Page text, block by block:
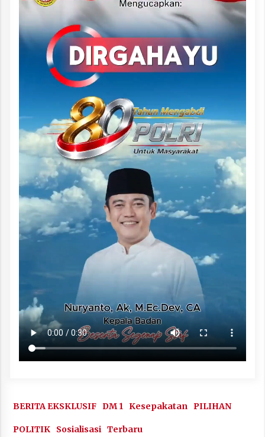
BERITA EKSKLUSIF DM 1 Kesepakatan PILIHAN
POLITIK Sosialisasi Terbaru